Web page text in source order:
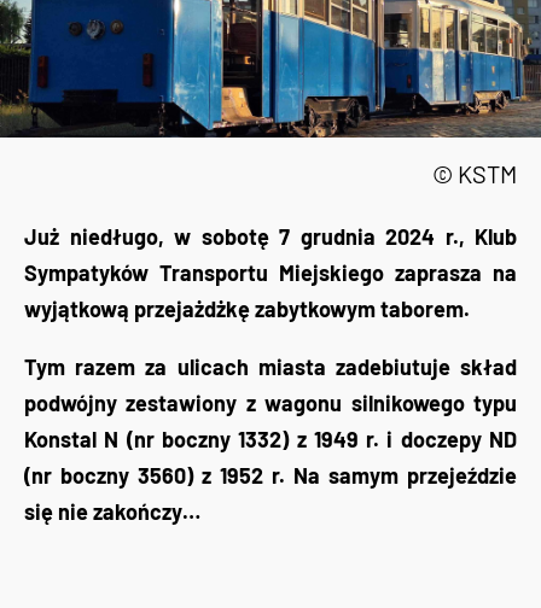
© KSTM
Już niedługo, w sobotę 7 grudnia 2024 r., Klub
Sympatyków Transportu Miejskiego zaprasza na
wyjątkową przejażdżkę zabytkowym taborem.
Tym razem za ulicach miasta zadebiutuje skład
podwójny zestawiony z wagonu silnikowego typu
Konstal N (nr boczny 1332) z 1949 r. i doczepy ND
(nr boczny 3560) z 1952 r. Na samym przejeździe
się nie zakończy…